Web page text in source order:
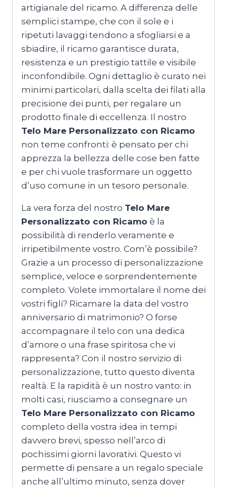
artigianale del ricamo. A differenza delle
semplici stampe, che con il sole e i
ripetuti lavaggi tendono a sfogliarsi e a
sbiadire, il ricamo garantisce durata,
resistenza e un prestigio tattile e visibile
inconfondibile. Ogni dettaglio è curato nei
minimi particolari, dalla scelta dei filati alla
precisione dei punti, per regalare un
prodotto finale di eccellenza. Il nostro
Telo Mare Personalizzato con Ricamo
non teme confronti: è pensato per chi
apprezza la bellezza delle cose ben fatte
e per chi vuole trasformare un oggetto
d’uso comune in un tesoro personale.
La vera forza del nostro Telo Mare
Personalizzato con Ricamo è la
possibilità di renderlo veramente e
irripetibilmente vostro. Com’è possibile?
Grazie a un processo di personalizzazione
semplice, veloce e sorprendentemente
completo. Volete immortalare il nome dei
vostri figli? Ricamare la data del vostro
anniversario di matrimonio? O forse
accompagnare il telo con una dedica
d’amore o una frase spiritosa che vi
rappresenta? Con il nostro servizio di
personalizzazione, tutto questo diventa
realtà. E la rapidità è un nostro vanto: in
molti casi, riusciamo a consegnare un
Telo Mare Personalizzato con Ricamo
completo della vostra idea in tempi
davvero brevi, spesso nell’arco di
pochissimi giorni lavorativi. Questo vi
permette di pensare a un regalo speciale
anche all’ultimo minuto, senza dover